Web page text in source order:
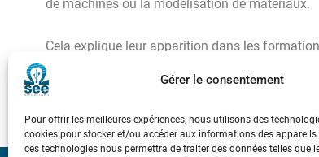
Gérer le consentement
Pour offrir les meilleures expériences, nous utilisons des
cookies pour stocker et/ou accéder aux informations des
ces technologies nous permettra de traiter des données telles que
de machines ou la modélisation de matériaux.
Cela explique leur apparition dans les
CPGE, et le thème de ces 2 numéros de la